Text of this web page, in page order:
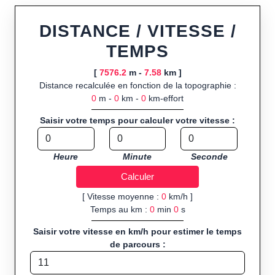
ou import de fichier GPX, calcul instantané de la distance
profil d’élévation avec options de lissage, export en trace GPX,
route GPX, KML (plat ou relief) et TCX, ainsi que calculs
Public cible :strong> sportifs de loisir et compétiteurs
préparant entraînements et parcours, organisateurs
d’événements partageant leurs itinéraires, et utilisateurs de
GPS souhaitant charger leurs trajets à l’avance.
Sports et activités disponibles :Footing (jogging), course à
pied, cyclisme (vélo), VTT, randonnée, roller et équitation.
DISTANCE / VITESSE /
TEMPS
[ 7576.2m - 7.58km ]
Distance recalculée en fonction de la topographie :
0 m - 0 km - 0 km-effort
Saisir votre temps pour calculer votre vitesse :
Heure Minute Seconde
[ Vitesse moyenne : 0 km/h ]
Temps au km : 0min 0s
Saisir votre vitesse en km/h pour estimer le temps
de parcours :